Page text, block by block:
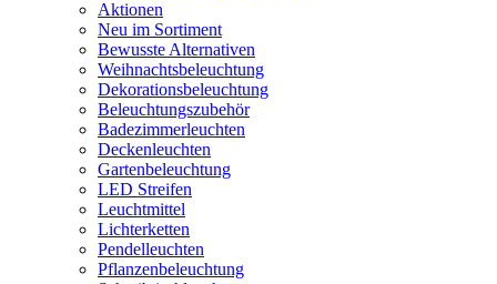
Aktionen
Neu im Sortiment
Bewusste Alternativen
Weihnachtsbeleuchtung
Dekorationsbeleuchtung
Beleuchtungszubehör
Badezimmerleuchten
Deckenleuchten
Gartenbeleuchtung
LED Streifen
Leuchtmittel
Lichterketten
Pendelleuchten
Pflanzenbeleuchtung